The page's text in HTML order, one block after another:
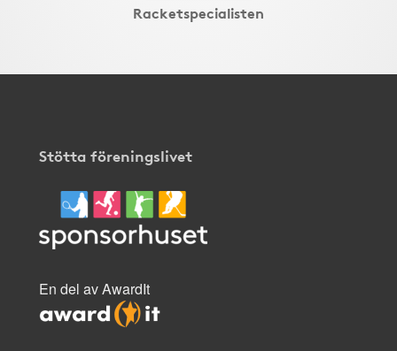
Racketspecialisten
Stötta föreningslivet
En del av AwardIt